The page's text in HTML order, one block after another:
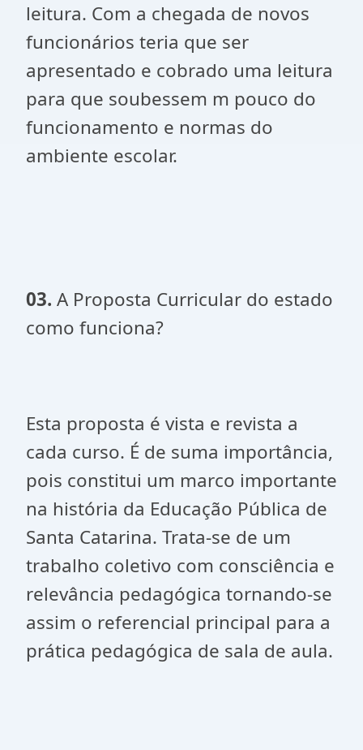
leitura. Com a chegada de novos
funcionários teria que ser
apresentado e cobrado uma leitura
para que soubessem m pouco do
funcionamento e normas do
ambiente escolar.
03. A Proposta Curricular do estado
como funciona?
Esta proposta é vista e revista a
cada curso. É de suma importância,
pois constitui um marco importante
na história da Educação Pública de
Santa Catarina. Trata-se de um
trabalho coletivo com consciência e
relevância pedagógica tornando-se
assim o referencial principal para a
prática pedagógica de sala de aula.